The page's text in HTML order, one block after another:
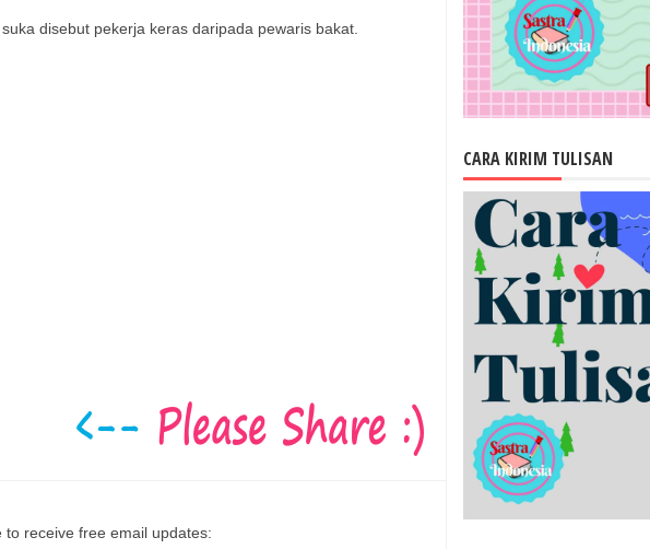
disebut pekerja keras daripada pewaris bakat
to receive free email updates:
CARA KIRIM TULISAN